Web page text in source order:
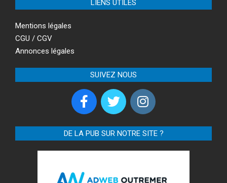
LIENS UTILES
Mentions légales
CGU / CGV
Annonces légales
SUIVEZ NOUS
DE LA PUB SUR NOTRE SITE ?